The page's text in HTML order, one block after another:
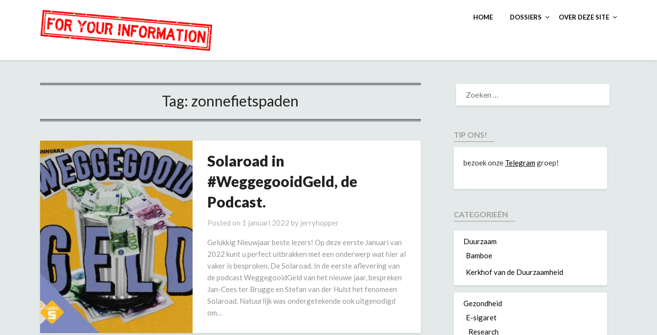
HOME DOSSIERS OVER DEZE SITE
Tag: zonnefietspaden
Solaroad in
#WeggegooidGeld, de
Podcast.
Posted on 1 januari 2022 by jerryhopper
Gelukkig Nieuwjaar beste lezers! Op deze eerste Januari van
2022 kunt u perfect uitbrakken met een onderwerp wat hier al
vaker is besproken. De Solaroad. In de eerste aflevering van
de podcast WeggegooidGeld van het nieuwe jaar, bespreken
Jan-Cees ter Brugge en Stefan van der Hulst het fenomeen
Solaroad. Natuurlijk was ondergetekende ook uitgenodigd
om…
TIP ONS!
bezoek onze Telegramgroep!
CATEGORIEËN
Duurzaam
Bamboe
Kerkhof van de Duurzaamheid
Gezondheid
E-sigaret
Research